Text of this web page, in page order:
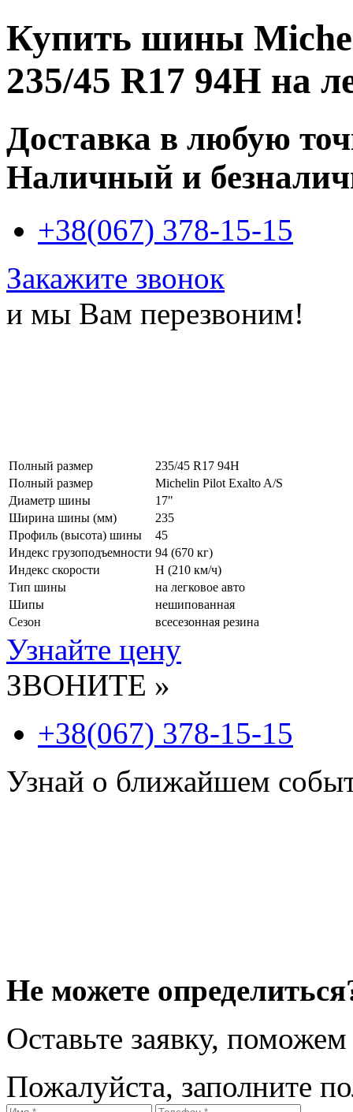
Купить шины
235/45 R17 94H на
Доставка в любую
Наличный и
+38(067) 378-15-15
Закажите звонок
и мы Вам перезвоним!
Полный размер
235/45 R17 94H
Полный размер
Michelin Pilot Exalto A/S
Диаметр шины
17"
Ширина шины (мм)
235
Профиль (высота) шины
45
Индекс грузоподъемности 94 (670 кг)
Индекс скорости
H (210 км/ч)
Тип шины
на легковое авто
Шипы
нешипованная
Сезон
всесезонная резина
Узнайте цену
ЗВОНИТЕ »
+38(067) 378-15-15
Узнай о ближайшем
Не можете
Оставьте заявку,
Пожалуйста, заполните